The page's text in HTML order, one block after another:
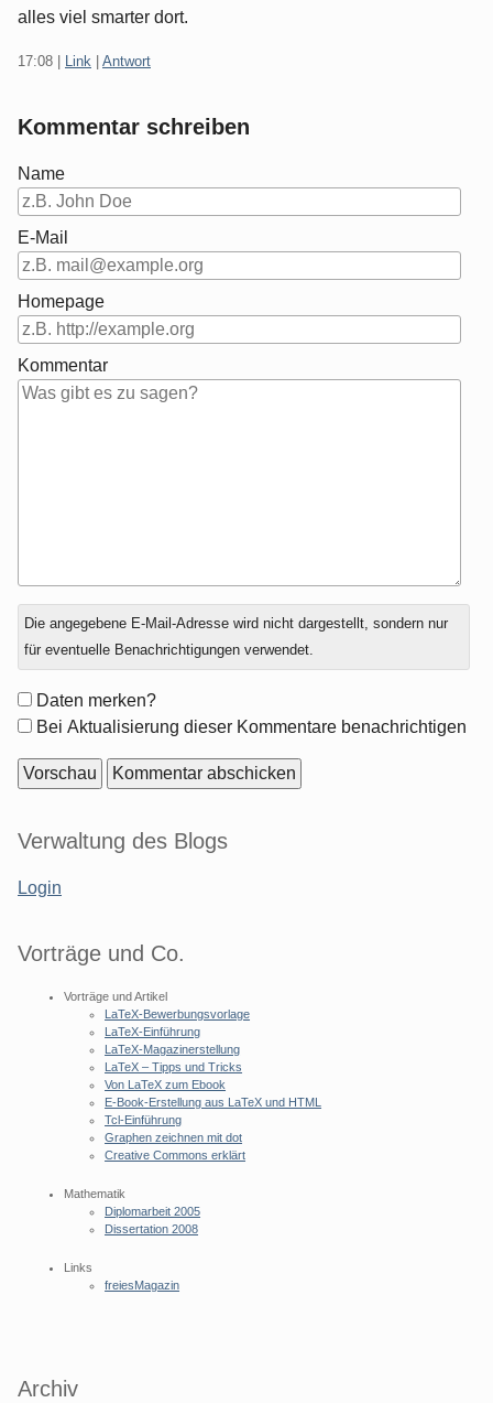
alles viel smarter dort.
17:08 Link Antwort
Kommentar schreiben
Name
E-Mail
Homepage
Kommentar
Antwort
zu
Die angegebene E-Mail-Adresse wird nicht dargestellt, sondern nur
für eventuelle Benachrichtigungen verwendet.
Formular-
Optionen
Daten merken?
Bei Aktualisierung dieser Kommentare benachrichtigen
Seitenleiste
Verwaltung des Blogs
Login
Vorträge und Co.
Vorträge und Artikel
LaTeX-Bewerbungsvorlage
LaTeX-Einführung
LaTeX-Magazinerstellung
LaTeX – Tipps und Tricks
Von LaTeX zum Ebook
E-Book-Erstellung aus LaTeX und HTML
Tcl-Einführung
Graphen zeichnen mit dot
Creative Commons erklärt
Mathematik
Diplomarbeit 2005
Dissertation 2008
Links
freiesMagazin
Archiv